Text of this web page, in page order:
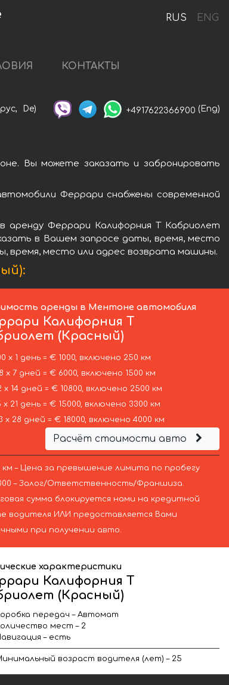
RUS ENG
КОНТАКТЫ
De) +4917622366900 (Eng)
Вы можете заказать и забронировать
Феррари снабжены современной
Феррари Калифорния Т Кабриолет
в Вашем запросе даты, время, место
время, место или адрес возврата машины.
аренды в Ментоне автомобиля
Калифорния Т
(Красный)
х 1 день = € 1000, включено 250 км
х 7 дней = € 6000, включено 1500 км
х 14 дней = € 10800, включено 2500 км
х 21 день = € 15000, включено 3300 км
х 28 дней = € 18000, включено 4000 км
Расчёт стоимости авто
– Цена за превышение лимита по пробегу
– Залог/Ответственность/Франшиза.
сумма блокируется нами на кредитной
водителя ИЛИ предоставляется Вами
при получении авто.
характеристики
Калифорния Т
(Красный)
передач – Автомат
мест – 2
– есть
возраст водителя (лет) – 25